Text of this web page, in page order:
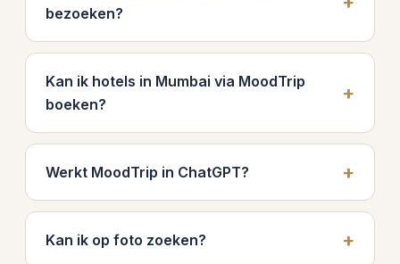
bezoeken?
Kan ik hotels in Mumbai via MoodTrip
boeken?
Werkt MoodTrip in ChatGPT?
Kan ik op foto zoeken?